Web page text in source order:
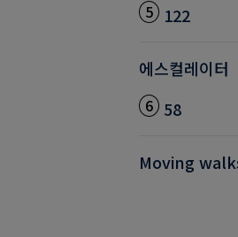
5 122
에스컬레이터
6 58
Moving